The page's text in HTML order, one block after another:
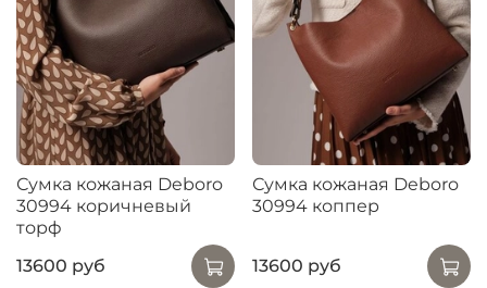
Сумка кожаная Deboro
30994 коричневый
торф
13600 руб
Сумка кожаная Deboro
30994 коппер
13600 руб